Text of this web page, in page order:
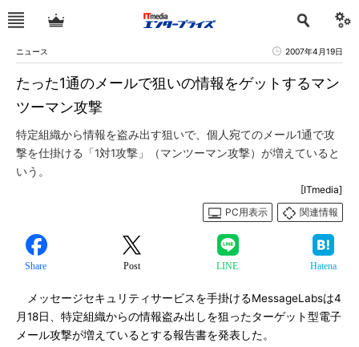
ニュース 2007年4月19日
たった1通のメールで狙いの情報をゲットするマン
ツーマン攻撃
特定組織から情報を盗み出す狙いで、個人宛てのメール1通で攻
撃を仕掛ける「1対1攻撃」（マンツーマン攻撃）が増えていると
いう。
[ITmedia]
PC用表示
関連情報
Share Post LINE Hatena
メッセージセキュリティサービスを手掛けるMessageLabsは4
月18日、特定組織からの情報盗み出しを狙ったターゲット型電子
メール攻撃が増えているとする報告書を発表した。